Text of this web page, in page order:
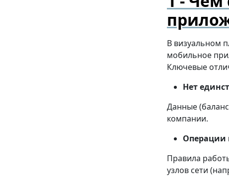
В визуальном
мобильное
Ключевые
Нет
Данные
компании.
Операции
Правила
узлов сети